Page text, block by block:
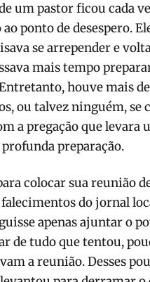
um pastor ficou cada
ponto de desespero.
se arrepender e
mais tempo
houve mais
ou talvez ninguém, se
a pregação que levara
preparação.
colocar sua reunião
do jornal
apenas ajuntar o
de tudo que tentou,
a reunião. Desses